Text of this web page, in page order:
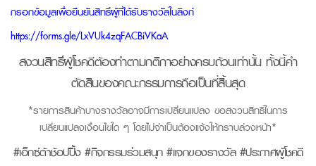
กรอกข้อมูลเพื่อยืนยันสิทธิ์ผู้ที่ได้รับรางวัลในลิงก์
https://forms.gle/LxVUk4zqFACBiVKaA
สงวนสิทธิ์ผู้โชคดีต้องทำตามกติกาอย่างครบถ้วนเท่านั้น ทั้งนี้คำ
ตัดสินของคณะกรรมการถือเป็นที่สิ้นสุด
*รายการสินค้าบางรางวัลอาจมีการเปลี่ยนแปลง ขอสงวนสิทธิ์ในการ
เปลี่ยนแปลงเงื่อนไขใด ๆ โดยไม่จำเป็นต้องแจ้งให้ทราบล่วงหน้า*
#เอ็กซ์ต้าช้อปปิ้ง #กิจกรรมร่วมสนุก #แจกของรางวัล #ประกาศผู้โชคดี